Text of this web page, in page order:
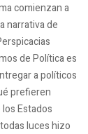
comienzan a
narrativa de
de Política es
a políticos
prefieren
Estados
luces hizo